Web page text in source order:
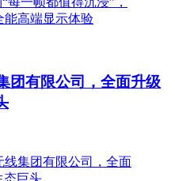
团有限公司，全面升级